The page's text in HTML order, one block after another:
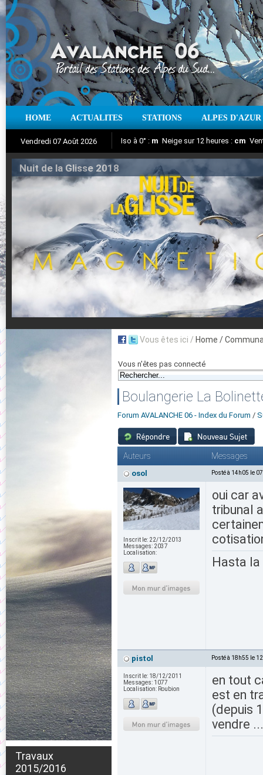
HOME ACTUALITES STATIONS ALPES D'AZUR
Vendredi 07 Août 2026
Aujourd'hui : T° Min : °C T° Max :°C
Iso à 0° : m Neige sur 12 heures : cm
Suivez en direct l'actualité des stations
Nuit de la Glisse 2018
Travaux
2015/2016
Vous êtes ici / Home /
Vous n'êtes pas connecté
Boulangerie La
Forum AVALANCHE 06 - Index du Forum /
Auteurs Messages
osol Posté à 14h05 le
Inscrit le: 22/12/2013
Messages: 2037
Localisation:
oui car
tribunal
Hasta
pistol Posté à 18h55 le
Inscrit le: 18/12/2011
Messages: 1077
Localisation: Roubion
en tout
est en
(depuis
vendre